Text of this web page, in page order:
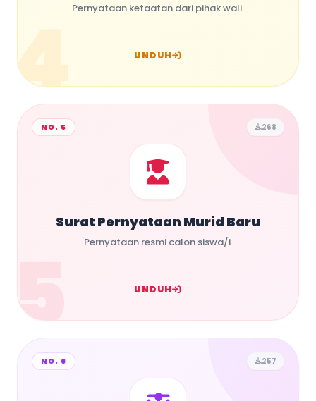
4Pernyataan ketaatan dari pihak wali.
UNDUH
5
NO. 5 268
Surat Pernyataan Murid Baru
Pernyataan resmi calon siswa/i.
UNDUH
NO. 6 257